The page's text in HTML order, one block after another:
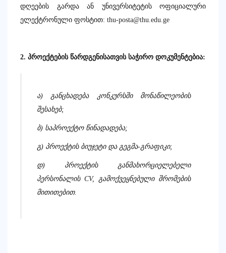
დღეების გარდა ან უნივერსიტეტის
ოფიციალური
ელექტრონული ფოსტით: thu-posta@thu.edu.ge
2. პროექტების წარდგენისათვის საჭირო დოკუმენტებია:
ა)განცხადება კონკურსში
მონაწილეობის
შესახებ;
ბ) საპროექტო წინადადება;
გ) პროექტის ბიუჯეტი და გეგმა-გრაფიკი;
დ) პროექტის
განმახორციელებელი
პერსონალისCV, გამოქვეყნებული შრომების
მითითებით.